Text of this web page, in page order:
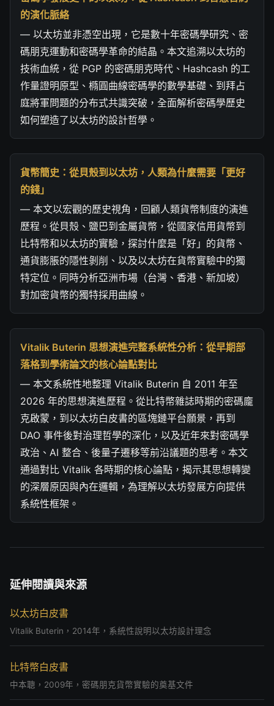
的演化脈絡
— 以太坊並非憑空出現，它是數十年密碼學研究、密
碼朋克運動和密碼學革命的結晶。本文追溯以太坊的
技術血統，從 PGP 的密碼朋克時代、Hashcash 的工
作量證明原型、橢圓曲線密碼學的數學基礎、到拜占
庭將軍問題的分布式共識突破，全面解析密碼學歷史
如何塑造了以太坊的設計哲學。
貨幣簡史：從貝殼到以太坊，人類為什麼需要「更好
的錢」
— 本文以宏觀的歷史視角，回顧人類貨幣制度的演進
歷程。從貝殼、鹽巴到金屬貨幣，從國家信用貨幣到
比特幣和以太坊的實驗，探討什麼是「好」的貨幣、
通貨膨脹的隱性剝削、以及以太坊在貨幣實驗中的獨
特定位。同時分析亞洲市場（台灣、香港、新加坡）
對加密貨幣的獨特採用曲線。
Vitalik Buterin 思想演進完整系統性分析：從早期部
落格到學術論文的核心論點對比
— 本文系統性地整理 Vitalik Buterin 自 2011 年至
2026 年的思想演進歷程。從比特幣雜誌時期的密碼龐
克啟蒙，到以太坊白皮書的區塊鏈平台願景，再到
DAO 事件後對治理哲學的深化，以及近年來對密碼學
政治、AI 整合、後量子遷移等前沿議題的思考。本文
通過對比 Vitalik 各時期的核心論點，揭示其思想轉變
的深層原因與內在邏輯，為理解以太坊發展方向提供
系統性框架。
延伸閱讀與來源
以太坊白皮書
Vitalik Buterin，2014年，系統性說明以太坊設計理念
比特幣白皮書
中本聰，2009年，密碼朋克貨幣實驗的奠基文件